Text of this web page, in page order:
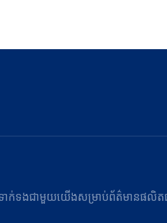
ទាក់ទងជាមួយយើងសម្រាប់ព័ត៌មានផ